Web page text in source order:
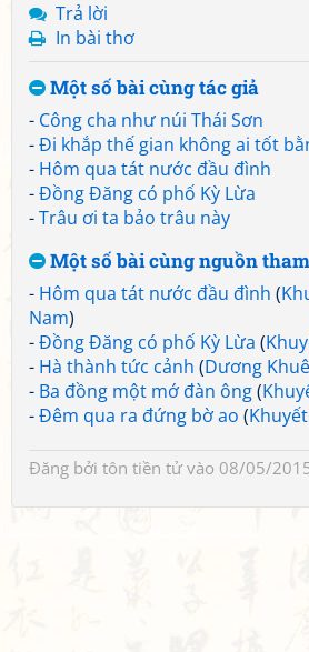
Trả lời
In bài thơ
Một số bài cùng tác giả
- Công cha như núi Thái Sơn
-Đi khắp thế gian không ai tốt
- Hôm qua tát nước đầu đình
-Đồng Đăng có phố Kỳ Lừa
-Trâu ơi ta bảo trâu này
Một số bài cùng nguồn
- Hôm qua tát nước đầu đình (
Nam)
-Đồng Đăng có phố Kỳ Lừa (
- Hà thành tức cảnh (Dương Khuê
- Ba đồng một mớ đàn ông(
-Đêm qua ra đứng bờ ao (
Đăng bởi tôn tiền tửvào 08/05/